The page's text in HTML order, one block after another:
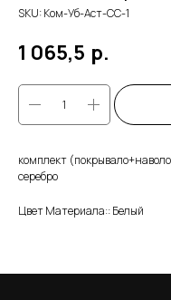
SKU:Ком-Уб-Аст-СС-1
1 065,5 р.
комплект
серебро
Цвет Материала:: Белый